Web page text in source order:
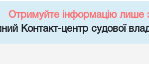
Отримуйте інформацію лише
Контакт-центр судової